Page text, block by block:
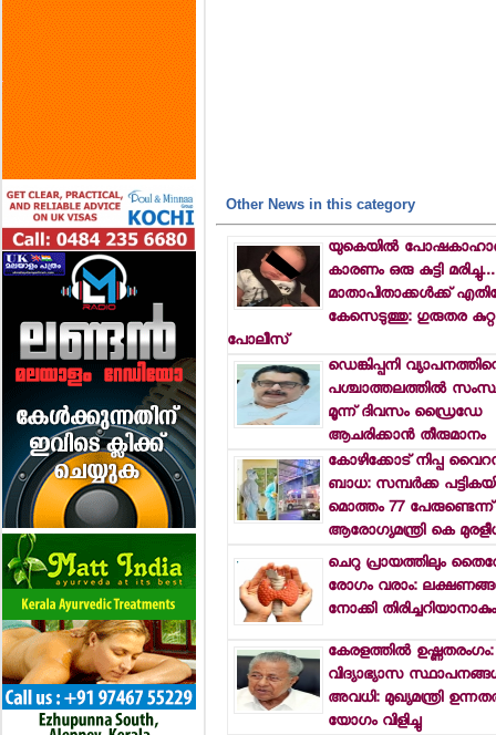
Other News in this category
യുകെയില്‍
കാരണം ഒരു കുട്ടി
മാതാപിതാക്കള്‍ക്ക്
കേസെടുത്തു: ഗുരുതര
പോലീസ്
ഡെങ്കിപ്പനി
പശ്ചാത്തലത്തില്‍
മൂന്ന് ദിവസം ഡ്രൈഡേ
ആചരിക്കാന്‍ തീരുമാനം
കോഴിക്കോട് നിപ്പ
ബാധ: സമ്പര്‍ക്ക
മൊത്തം 77 പേരുണ്ടെന്ന്
ആരോഗ്യമന്ത്രി കെ
ചെറു പ്രായത്തിലും
രോഗം വരാം:
നോക്കി തിരിച്ചറിയാനാകും
കേരളത്തില്‍ ഉഷ്ണതരംഗം:
വിദ്യാഭ്യാസ
അവധി: മുഖ്യമന്ത്രി
യോഗം വിളിച്ചു